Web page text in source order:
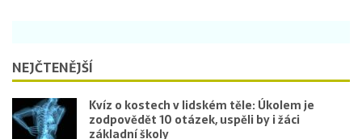
NEJČTENĚJŠÍ
Kvíz o kostech v lidském těle: Úkolem je
zodpovědět 10 otázek, uspěli by i žáci
základní školy